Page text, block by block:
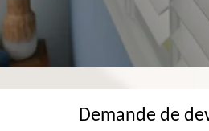
Demande de